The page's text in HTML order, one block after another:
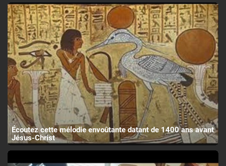
Écoutez cette mélodie envoûtante datant de 1400 ans avant
Jésus-Christ